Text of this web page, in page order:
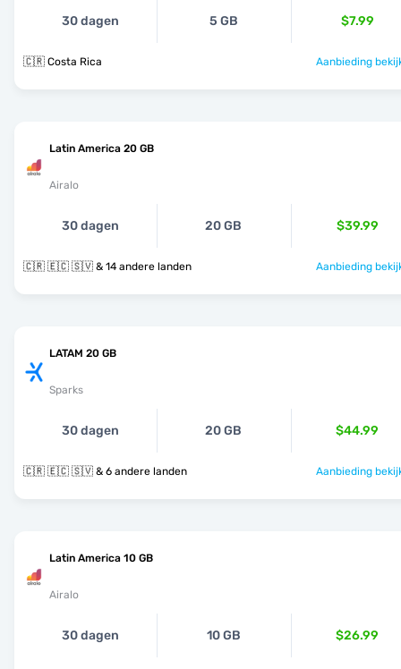
30 dagen 5 GB $7.99
🇨🇷 Costa Rica Aanbieding
Latin America 20 GB
Airalo
30 dagen 20 GB $39.99
🇨🇷 🇪🇨 🇸🇻 & 14 andere landen Aanbieding
LATAM 20 GB
Sparks
30 dagen 20 GB $44.99
🇨🇷 🇪🇨 🇸🇻 & 6 andere landen Aanbieding
Latin America 10 GB
Airalo
30 dagen 10 GB $26.99